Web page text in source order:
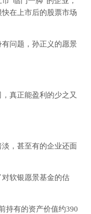
在上市后的股票市场
问题，孙正义的愿景
真正能盈利的少之又
，甚至有的企业还面
软银愿景基金的估
持有的资产价值约390